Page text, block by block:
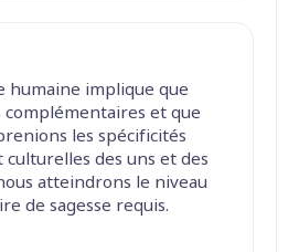
humaine implique que
et que
les spécificités
des uns et des
atteindrons le niveau
de sagesse requis.